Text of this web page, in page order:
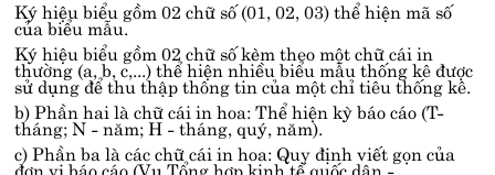
Ký hiệu biểu gồm 02 chữ số (01, 02, 03) thể hiện mã số
của biểu mẫu.
Ký hiệu biểu gồm 02 chữ số kèm theo một chữ cái in
thường (a, b, c,...) thể hiện nhiều biểu mẫu thống kê được
sử dụng để thu thập thông tin của một chỉ tiêu thống kê.
b) Phần hai là chữ cái in hoa: Thể hiện kỳ báo cáo (T-
tháng; N - năm; H - tháng, quý, năm).
c) Phần ba là các chữ cái in hoa: Quy định viết gọn của
đơn vị báo cáo (Vụ Tổng hợp kinh tế quốc dân -